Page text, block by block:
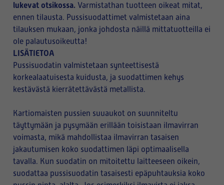
lukevat otsikossa. Varmistathan tuotteen oikeat mitat,
ennen tilausta. Pussisuodattimet valmistetaan aina
tilauksen mukaan, jonka johdosta näillä mittatuotteilla ei
ole palautusoikeutta!
LISÄTIETOA
Pussisuodatin valmistetaan synteettisestä
korkealaatuisesta kuidusta, ja suodattimen kehys
kestävästä kierrätettävästä metallista.
Kartiomaisten pussien suuaukot on suunniteltu
täyttymään ja pysymään erillään toisistaan ilmavirran
voimasta, mikä mahdollistaa ilmavirran tasaisen
jakautumisen koko suodattimen läpi optimaalisella
tavalla. Kun suodatin on mitoitettu laitteeseen oikein,
suodattaa pussisuodatin tasaisesti epäpuhtauksia koko